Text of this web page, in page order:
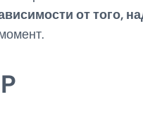
от того,